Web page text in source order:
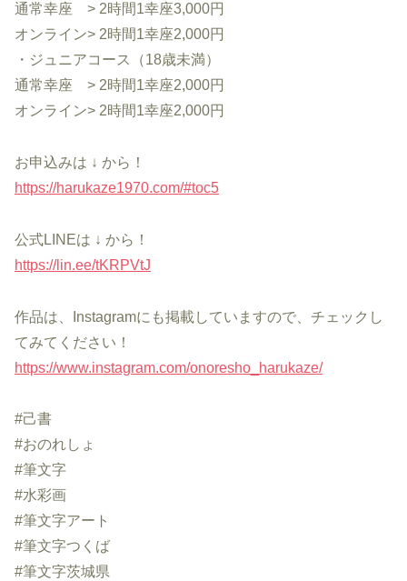
通常幸座 > 2時間1幸座3,000円
オンライン> 2時間1幸座2,000円
・ジュニアコース（18歳未満）
通常幸座 > 2時間1幸座2,000円
オンライン> 2時間1幸座2,000円
お申込みは ↓ から！
https://harukaze1970.com/#toc5
公式LINEは ↓ から！
https://lin.ee/tKRPVtJ
作品は、Instagramにも掲載していますので、チェックし
てみてください！
https://www.instagram.com/onoresho_harukaze/
#己書
#おのれしょ
#筆文字
#水彩画
#筆文字アート
#筆文字つくば
#筆文字茨城県